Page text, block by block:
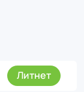
Литнет